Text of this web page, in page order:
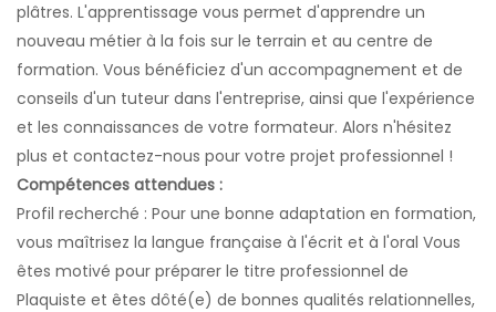
plâtres. L'apprentissage vous permet d'apprendre un
nouveau métier à la fois sur le terrain et au centre de
formation. Vous bénéficiez d'un accompagnement et de
conseils d'un tuteur dans l'entreprise, ainsi que l'expérience
et les connaissances de votre formateur. Alors n'hésitez
plus et contactez-nous pour votre projet professionnel !
Compétences attendues :
Profil recherché : Pour une bonne adaptation en formation,
vous maîtrisez la langue française à l'écrit et à l'oral Vous
êtes motivé pour préparer le titre professionnel de
Plaquiste et êtes dôté(e) de bonnes qualités relationnelles,